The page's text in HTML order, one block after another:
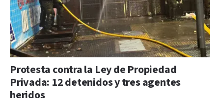
Protesta contra la Ley de Propiedad
Privada: 12 detenidos y tres agentes
heridos